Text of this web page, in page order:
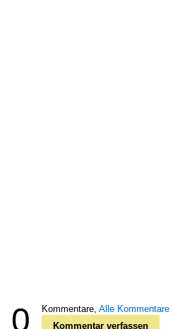
0 Kommentare, Alle Kommentare
Kommentar verfassen